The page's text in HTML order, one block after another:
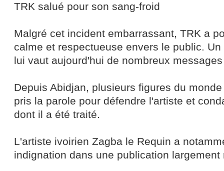
TRK salué pour son sang-froid
Malgré cet incident embarrassant, TRK a
calme et respectueuse envers le public.
lui vaut aujourd'hui de nombreux
Depuis Abidjan, plusieurs figures du
pris la parole pour défendre l'artiste et
dont il a été traité.
L'artiste ivoirien Zagba le Requin a
indignation dans une publication largement